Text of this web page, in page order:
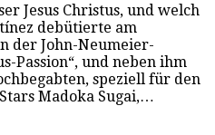
Jesus Christus, und welch
debütierte am
der John-Neumeier-
Passion“, und neben ihm
speziell für den
Madoka Sugai,…